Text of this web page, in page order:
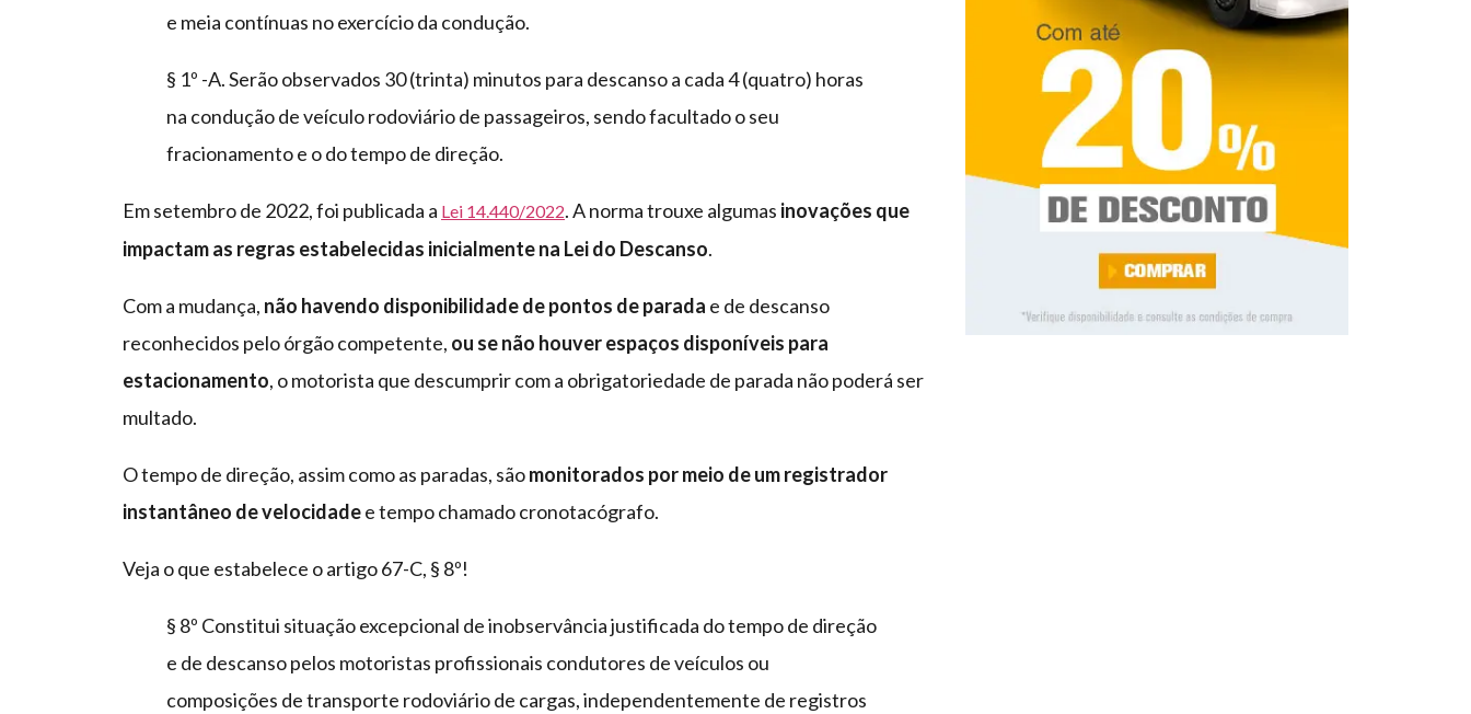
e meia contínuas no exercício da condução.
§ 1º -A. Serão observados 30 (trinta) minutos para descanso a cada 4 (quatro) horas
na condução de veículo rodoviário de passageiros, sendo facultado o seu
fracionamento e o do tempo de direção.
Em setembro de 2022, foi publicada a Lei 14.440/2022. A norma trouxe algumas inovações que
impactam as regras estabelecidas inicialmente na Lei do Descanso.
Com a mudança, não havendo disponibilidade de pontos de parada e de descanso
reconhecidos pelo órgão competente, ou se não houver espaços disponíveis para
estacionamento, o motorista que descumprir com a obrigatoriedade de parada não poderá ser
multado.
O tempo de direção, assim como as paradas, sãomonitorados por meio de um registrador
instantâneo de velocidadee tempo chamado cronotacógrafo.
Veja o que estabelece o artigo 67-C, § 8º!
§ 8º Constitui situação excepcional de inobservância justificada do tempo de direção
e de descanso pelos motoristas profissionais condutores de veículos ou
composições de transporte rodoviário de cargas, independentemente de registros